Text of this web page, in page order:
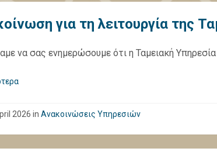
για τη λειτουργία της
να σας ενημερώσουμε ότι η Ταμειακή
2026 in Ανακοινώσεις Υπηρεσιών